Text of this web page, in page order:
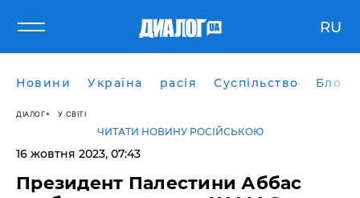
RU
Новини Україна расія Суспільство Блоги
ДІАЛОГ У СВІТІ
ЧИТАТИ НОВИНУ РОСІЙСЬКОЮ
16 жовтня 2023, 07:43
Президент Палестини Аббас